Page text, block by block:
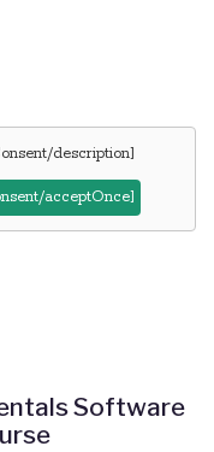
description]
acceptOnce]
Software